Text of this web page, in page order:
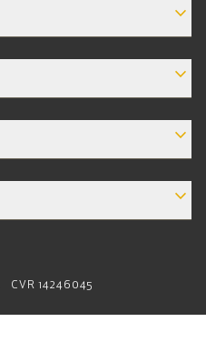
EXPAND_MORE
EXPAND_MORE
EXPAND_MORE
EXPAND_MORE
CVR 14246045